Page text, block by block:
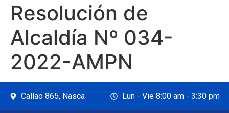
Resolución de
Alcaldía Nº 034-
2022-AMPN
Callao 865, Nasca Lun - Vie 8:00 am - 3:30 pm